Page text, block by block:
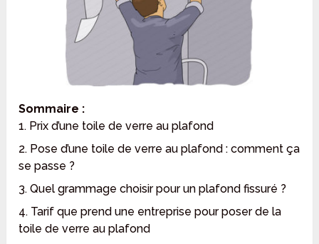
Sommaire :
1. Prix d’une toile de verre au plafond
2. Pose d’une toile de verre au plafond : comment ça
se passe ?
3. Quel grammage choisir pour un plafond fissuré ?
4. Tarif que prend une entreprise pour poser de la
toile de verre au plafond